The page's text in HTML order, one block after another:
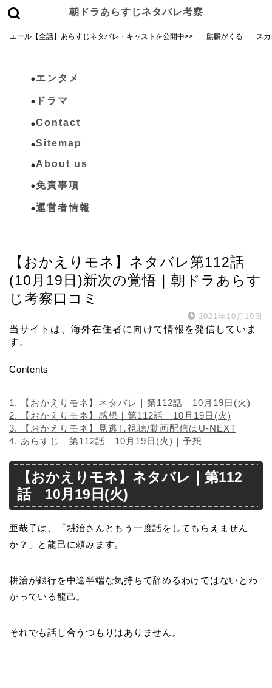
朝ドラあらすじネタバレ考察
エール【全話】あらすじネタバレ・キャストを公開中>> 麒麟がくる ス
エンタメ
ドラマ
Contact
Sitemap
About us
免責事項
運営者情報
【おかえりモネ】ネタバレ第112話
(10月19日)新次の覚悟｜朝ドラあらす
じ考察口コミ
2021年10月19日
当サイトは、海外在住者に向けて情報を発信していま
す。
Contents
1.
【おかえりモネ】ネタバレ｜第112話 10月19日(火)
2.
【おかえりモネ】感想｜第112話 10月19日(火)
3.
【おかえりモネ】見逃し視聴/動画配信はU-NEXT
4. あらすじ 第112話 10月19日(火)｜予想
【おかえりモネ】ネタバレ｜第112
話 10月19日(火)
亜哉子は、「耕治さんともう一度話をしてもらえません
か？」と龍己に頼みます。
耕治が銀行を中途半端な気持ちで辞めるわけではないとわ
かっている龍己。
それでも話し合うつもりはありません。